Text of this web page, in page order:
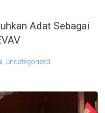
Adat Sebagai
Uncategorized